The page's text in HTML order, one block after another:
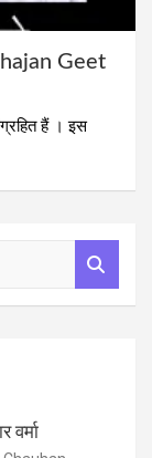
Geet
हैं । इस